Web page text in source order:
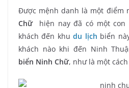
Được mệnh danh là một điểm
Chữhiện nay đã có một con
khách đến khudu lịch biển
khách nào khi đến Ninh
biển Ninh Chữ, như là một